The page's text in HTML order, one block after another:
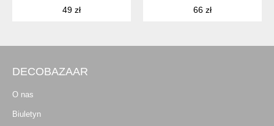
49 zł
66 zł
DECOBAZAAR
O nas
Biuletyn